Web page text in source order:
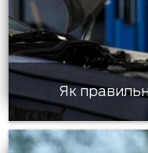
Як